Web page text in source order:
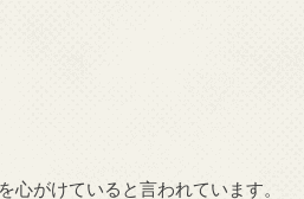
心がけていると言われています。